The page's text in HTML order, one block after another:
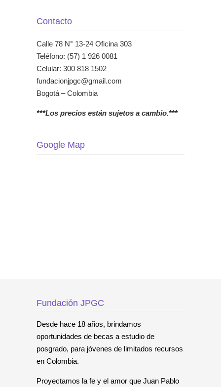
Contacto
Calle 78 N° 13-24 Oficina 303
Teléfono: (57) 1 926 0081
Celular: 300 818 1502
fundacionjpgc@gmail.com
Bogotá – Colombia
***Los precios están sujetos a cambio.***
Google Map
Fundación JPGC
Desde hace 18 años, brindamos
oportunidades de becas a estudio de
posgrado, para jóvenes de limitados recursos
en Colombia.
Proyectamos la fe y el amor que Juan Pablo